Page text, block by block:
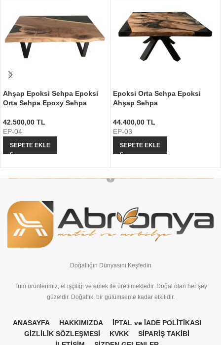
Ahşap Epoksi Sehpa Epoksi
Orta Sehpa Epoxy Sehpa
42.500,00 TL
EP-04
SEPETE EKLE
Epoksi Orta Sehpa Epoksi
Ahşap Sehpa
44.400,00 TL
EP-03
SEPETE EKLE
Doğallığın Dünyasını Keşfedin
Tüm ürünlerimiz, el işçiliği ve emek ile üretilmektedir. Doğal olan her şey
güzeldir. Doğallık, bir gülümseme kadar etkilidir.
ANASAYFA HAKKIMIZDA
İPTAL ve İADE POLİTİKASI
GİZLİLİK SÖZLEŞMESİ
KVKK
SİPARİŞ TAKİBİ